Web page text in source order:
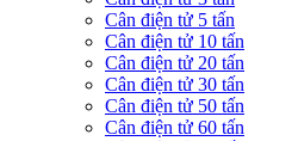
Cân điện tử 5 tấn
Cân điện tử 10 tấn
Cân điện tử 20 tấn
Cân điện tử 30 tấn
Cân điện tử 50 tấn
Cân điện tử 60 tấn